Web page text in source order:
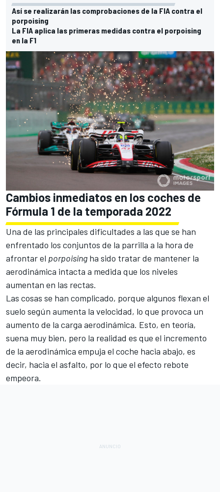
Así se realizarán las comprobaciones de la FIA contra el
porpoising
La FIA aplica las primeras medidas contra el porpoising
en la F1
Cambios inmediatos en los coches de
Fórmula 1 de la temporada 2022
Una de las principales dificultades a las que se han
enfrentado los conjuntos de la parrilla a la hora de
afrontar el porpoising ha sido tratar de mantener la
aerodinámica intacta a medida que los niveles
aumentan en las rectas.
Las cosas se han complicado, porque algunos flexan el
suelo según aumenta la velocidad, lo que provoca un
aumento de la carga aerodinámica. Esto, en teoría,
suena muy bien, pero la realidad es que el incremento
de la aerodinámica empuja el coche hacia abajo, es
decir, hacia el asfalto, por lo que el efecto rebote
empeora.